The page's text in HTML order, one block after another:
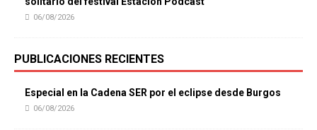
06/08/2026
PUBLICACIONES RECIENTES
Especial en la Cadena SER por el eclipse desde Burgos
06/08/2026